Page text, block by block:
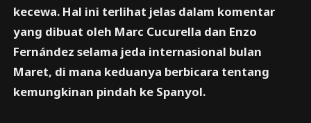
kecewa. Hal ini terlihat jelas dalam komentar
yang dibuat oleh Marc Cucurella dan Enzo
Fernández selama jeda internasional bulan
Maret, di mana keduanya berbicara tentang
kemungkinan pindah ke Spanyol.